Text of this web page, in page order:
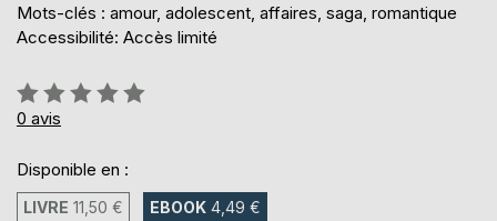
Mots-clés : amour, adolescent, affaires, saga, romantique
Accessibilité: Accès limité
Évaluation:
0%
0 avis
Disponible en :
LIVRE 11,50 € EBOOK 4,49 €